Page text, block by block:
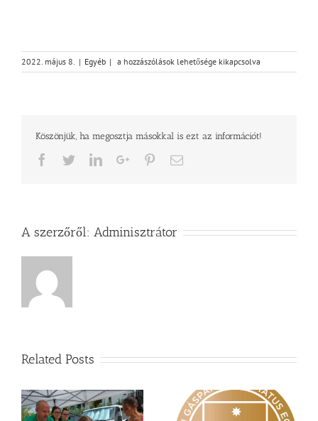
2022. május 8. | Egyéb | Gyászhír
bejegyzéshez
a hozzászólások lehetősége kikapcsolva
Köszönjük, ha megosztja másokkal is ezt az információt!
Facebook
TwitterLinkedInGoogle+PinterestEmail
A szerzőről: Adminisztrátor
Related Posts